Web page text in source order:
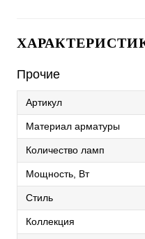
Прочие
Артикул
Материал арматуры
Количество ламп
Мощность, Вт
Стиль
Коллекция